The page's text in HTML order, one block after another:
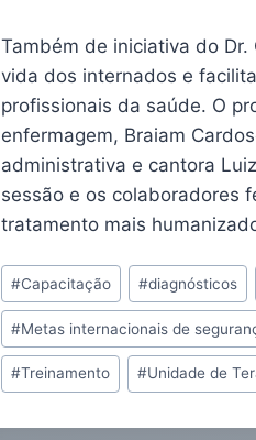
Também de iniciativa do
vida dos internados e
profissionais da saúde. O
enfermagem, Braiam
administrativa e cantora
sessão e os colaboradores
tratamento mais
#Capacitação #diagnósticos
#Metas internacionais de
#Treinamento #Unidade de